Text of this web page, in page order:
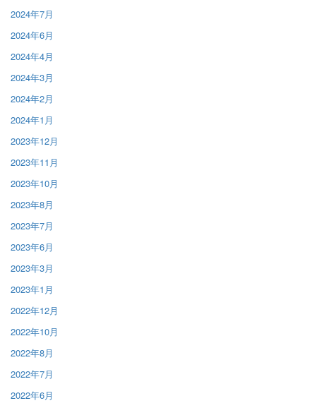
2024年7月
2024年6月
2024年4月
2024年3月
2024年2月
2024年1月
2023年12月
2023年11月
2023年10月
2023年8月
2023年7月
2023年6月
2023年3月
2023年1月
2022年12月
2022年10月
2022年8月
2022年7月
2022年6月